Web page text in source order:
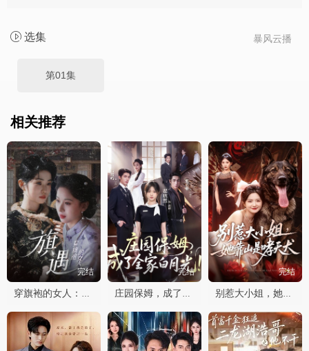
暴风云播
选集
第01集
相关推荐
完结
穿旗袍的女人：旗遇
完结
庄园保姆，成了全家白月光
完结
别惹大小姐，她靠山是哮天犬